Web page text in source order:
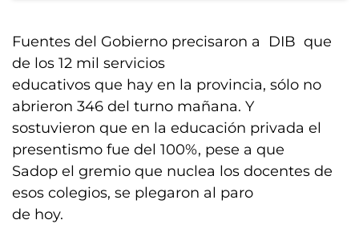
Fuentes del Gobierno precisaron a DIB que
de los 12 mil servicios
educativos que hay en la provincia, sólo no
abrieron 346 del turno mañana. Y
sostuvieron que en la educación privada el
presentismo fue del 100%, pese a que
Sadop el gremio que nuclea los docentes de
esos colegios, se plegaron al paro
de hoy.